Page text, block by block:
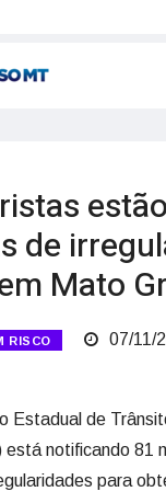
de
Mato
RISCO 07/11/
Estadual de
está notificando 81
para